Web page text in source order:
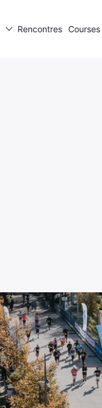
Rencontres Courses